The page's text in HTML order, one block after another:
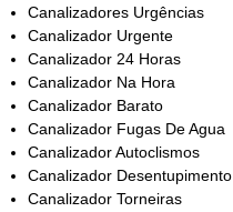
Canalizadores Urgências
Canalizador Urgente
Canalizador 24 Horas
Canalizador Na Hora
Canalizador Barato
Canalizador Fugas De Agua
Canalizador Autoclismos
Canalizador Desentupimento
Canalizador Torneiras